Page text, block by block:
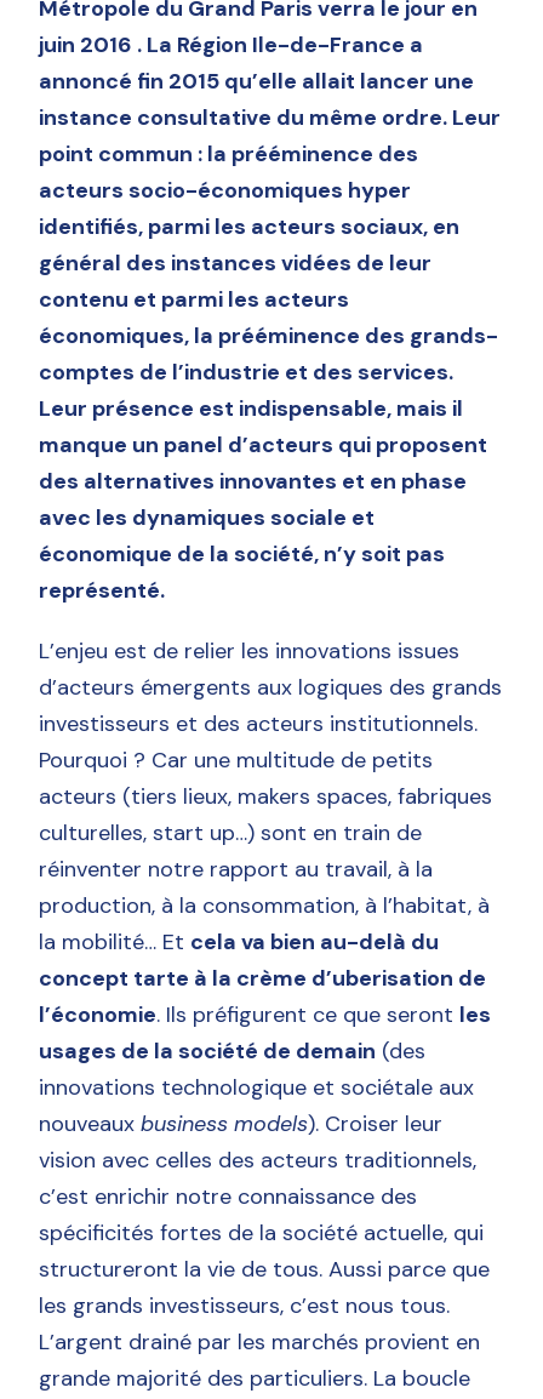
Métropole du Grand Paris verra le jour en
juin 2016 . La Région Ile-de-France a
annoncé fin 2015 qu’elle allait lancer une
instance consultative du même ordre. Leur
point commun : la prééminence des
acteurs socio-économiques hyper
identifiés, parmi les acteurs sociaux, en
général des instances vidées de leur
contenu et parmi les acteurs
économiques, la prééminence des grands-
comptes de l’industrie et des services.
Leur présence est indispensable, mais il
manque un panel d’acteurs qui proposent
des alternatives innovantes et en phase
avec les dynamiques sociale et
économique de la société, n’y soit pas
représenté.
L’enjeu est de relier les innovations issues
d’acteurs émergents aux logiques des grands
investisseurs et des acteurs institutionnels.
Pourquoi ? Car une multitude de petits
acteurs (tiers lieux, makers spaces, fabriques
culturelles, start up…) sont en train de
réinventer notre rapport au travail, à la
production, à la consommation, à l’habitat, à
la mobilité… Et cela va bien au-delà du
concept tarte à la crème d’uberisation de
l’économie. Ils préfigurent ce que seront les
usages de la société de demain (des
innovations technologique et sociétale aux
nouveauxbusiness models). Croiser leur
vision avec celles des acteurs traditionnels,
c’est enrichir notre connaissance des
spécificités fortes de la société actuelle, qui
structureront la vie de tous. Aussi parce que
les grands investisseurs, c’est nous tous.
L’argent drainé par les marchés provient en
grande majorité des particuliers. La boucle